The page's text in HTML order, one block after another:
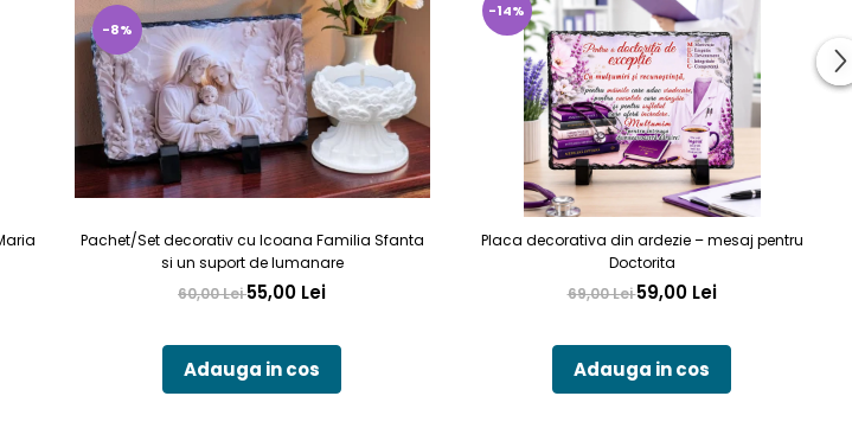
-8%
Pachet/Set decorativ cu Icoana Familia Sfanta
si un suport de lumanare
60,00 Lei55,00 Lei
Adauga in cos
-14%
Placa decorativa din ardezie – mesaj pentru
Doctorita
69,00 Lei59,00 Lei
Adauga in cos